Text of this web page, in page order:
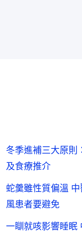
冬季進補三大原則
及食療推介
蛇羹雖性質偏溫
風患者要避免
一瞓就咳影響睡眠